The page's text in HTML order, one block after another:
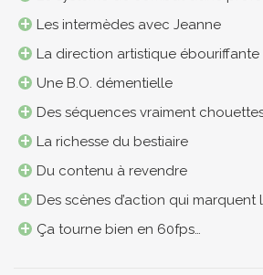
Les intermèdes avec Jeanne
La direction artistique ébouriffante
Une B.O. démentielle
Des séquences vraiment
La richesse du bestiaire
Du contenu à revendre
Des scènes d’action qui marquent
Ça tourne bien en 60fps…